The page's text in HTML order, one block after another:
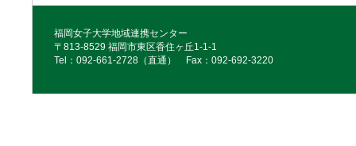
福岡女子大学地域連携センター
〒813-8529 福岡市東区香住ヶ丘1-1-1
Tel：092‐661‐2728（直通） Fax：092‐692‐3220